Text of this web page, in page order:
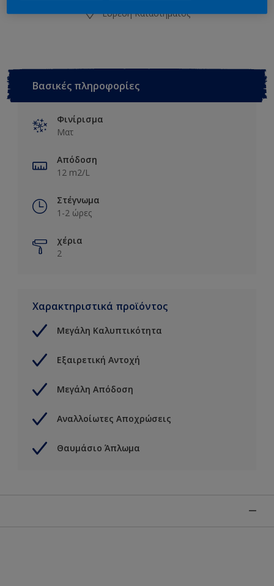
Εύρεση Καταστήματος
Βασικές πληροφορίες
Φινίρισμα
Ματ
Απόδοση
12 m2/L
Στέγνωμα
1-2 ώρες
χέρια
2
Χαρακτηριστικά προϊόντος
Μεγάλη Καλυπτικότητα
Εξαιρετική Αντοχή
Μεγάλη Απόδοση
Αναλλοίωτες Αποχρώσεις
Θαυμάσιο Άπλωμα